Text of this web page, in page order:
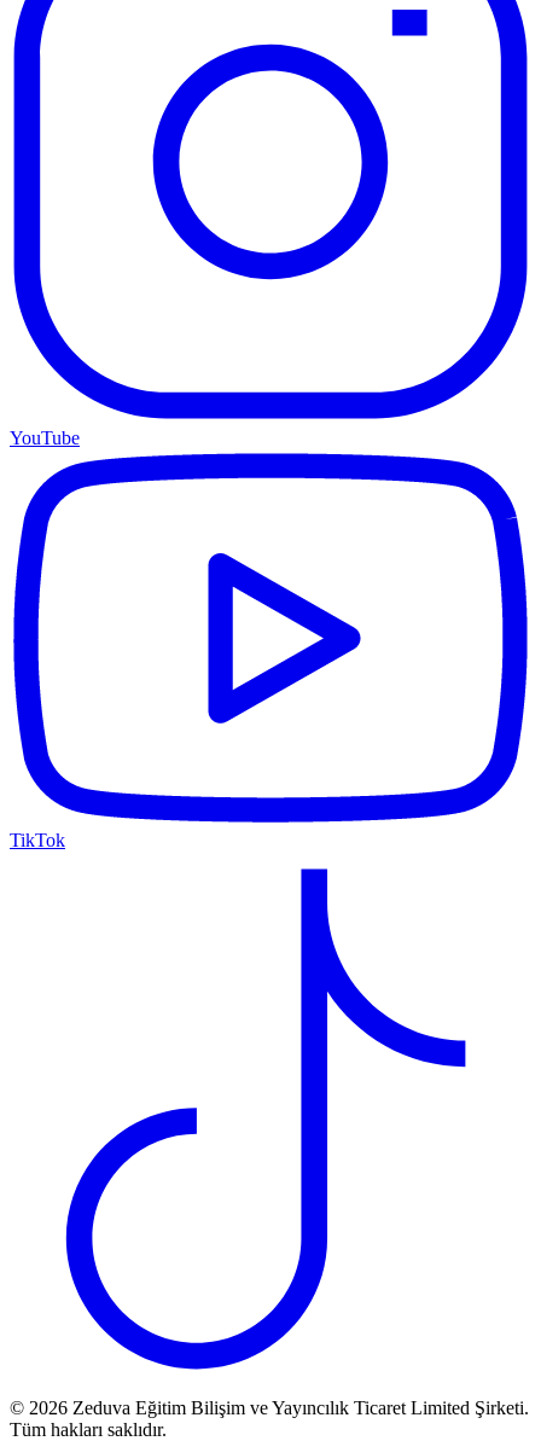
YouTube
TikTok
© 2026 Zeduva Eğitim Bilişim ve Yayıncılık Ticaret Limited Şirketi.
Tüm hakları saklıdır.